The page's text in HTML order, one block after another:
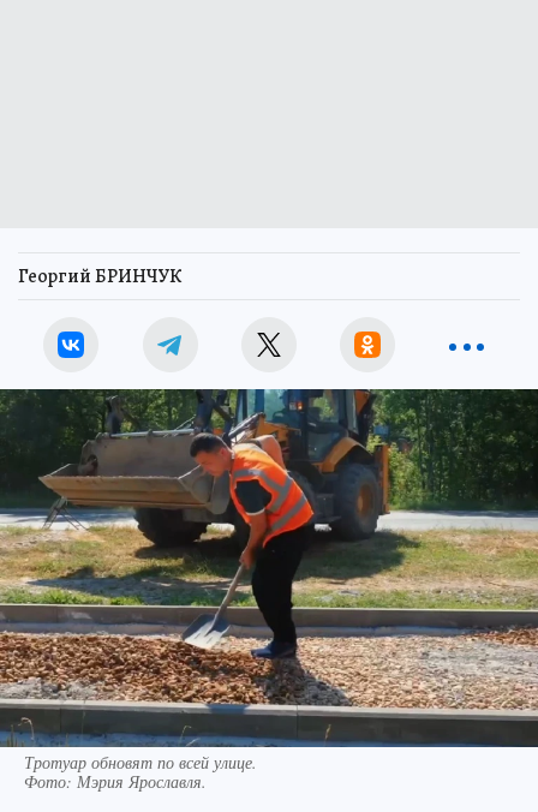
Георгий БРИНЧУК
Тротуар обновят по всей улице.
Фото: Мэрия Ярославля.